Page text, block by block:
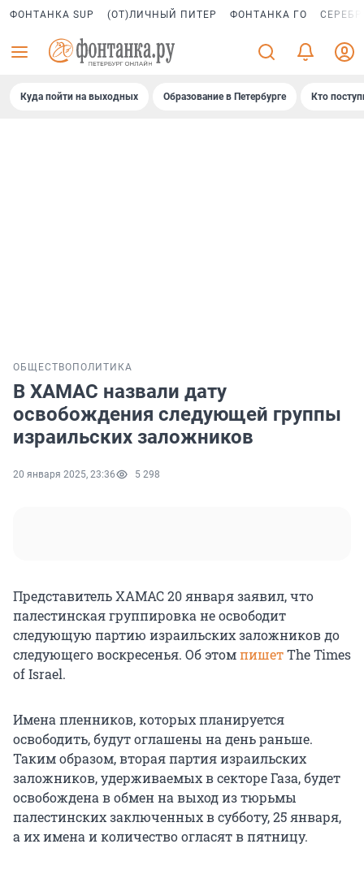
ФОНТАНКА SUP (ОТ)ЛИЧНЫЙ ПИТЕР ФОНТАНКА ГО
Куда пойти на выходных Образование в Петербурге Кто
ОБЩЕСТВО ПОЛИТИКА
В ХАМАС назвали дату
освобождения следующей группы
израильских заложников
20 января 2025, 23:36 5 298
Представитель ХАМАС 20 января заявил, что
палестинская группировка не освободит
следующую партию израильских заложников до
следующего воскресенья. Об этомпишетThe Times
of Israel.
Имена пленников, которых планируется
освободить, будут оглашены на день раньше.
Таким образом, вторая партия израильских
заложников, удерживаемых в секторе Газа, будет
освобождена в обмен на выход из тюрьмы
палестинских заключенных в субботу, 25 января,
а их имена и количество огласят в пятницу.